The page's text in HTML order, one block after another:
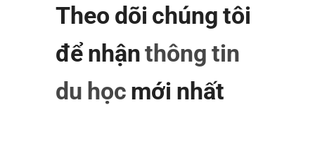
Theo dõi chúng tôi
để nhậnthông tin
du học mới nhất